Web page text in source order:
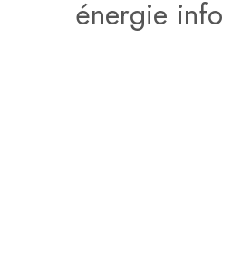
énergie info